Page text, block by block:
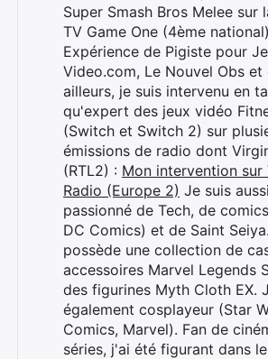
Super Smash Bros Melee sur
TV Game One (4ème
Expérience de Pigiste pour
Video.com, Le Nouvel Obs et
ailleurs, je suis intervenu en
qu'expert des jeux vidéo
(Switch et Switch 2) sur
émissions de radio dont
(RTL2) : Mon intervention sur
Radio (Europe 2) Je suis aussi
passionné de Tech, de
DC Comics) et de Saint
possède une collection de
accessoires Marvel Legends
des figurines Myth Cloth EX.
également cosplayeur (Star
Comics, Marvel). Fan de
séries, j'ai été figurant dans